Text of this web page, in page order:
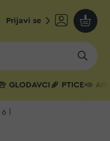
Prijavi se
Moja
GLODAVCI PTICE
l